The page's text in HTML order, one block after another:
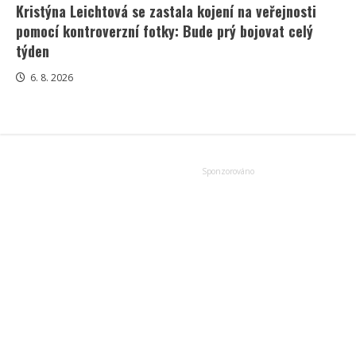
Kristýna Leichtová se zastala kojení na veřejnosti
pomocí kontroverzní fotky: Bude prý bojovat celý
týden
6. 8. 2026